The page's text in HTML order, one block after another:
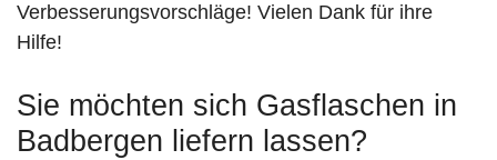
Verbesserungsvorschläge! Vielen Dank für ihre
Hilfe!
Sie möchten sich Gasflaschen in
Badbergen liefern lassen?